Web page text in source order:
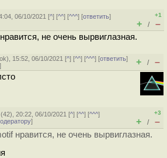
06/10/2021 [^] [^^] [^^^] [ответить]
+1
+ / –
не очень вырвиглазная.
ok), 15:52, 06/10/2021 [^] [^^] [^^^] [ответить]
] + / –
(42), 20:22, 06/10/2021 [^] [^^] [^^^]
]
+3
+ / –
нравится, не очень вырвиглазная.